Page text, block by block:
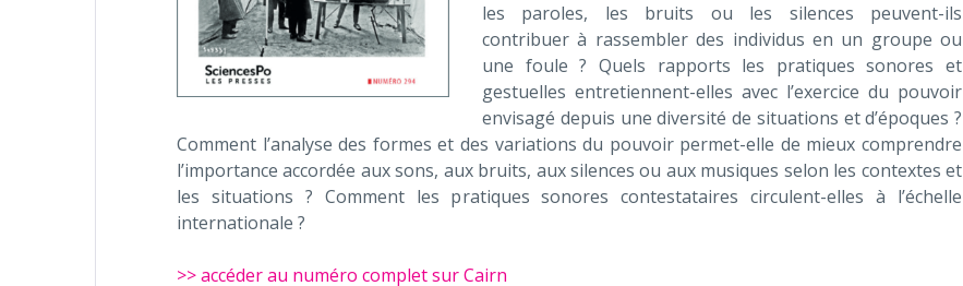
les paroles, les bruits ou les silences peuvent-ils
contribuer à rassembler des individus en un groupe ou
une foule ? Quels rapports les pratiques sonores et
gestuelles entretiennent-elles avec l’exercice du pouvoir
envisagé depuis une diversité de situations et d’époques ?
Comment l’analyse des formes et des variations du pouvoir permet-elle de mieux comprendre
l’importance accordée aux sons, aux bruits, aux silences ou aux musiques selon les contextes et
les situations ? Comment les pratiques sonores contestataires circulent-elles à l’échelle
internationale ?
>> accéder au numéro complet sur Cairn